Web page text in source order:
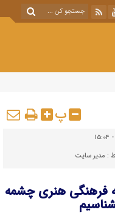
پ
: مدیر سایت
فرهنگی هنری چشمه